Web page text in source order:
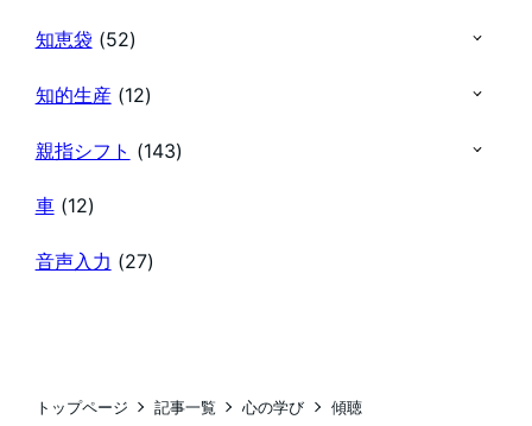
知恵袋 (52)
知的生産(12)
親指シフト (143)
車(12)
音声入力 (27)
トップページ 記事一覧 心の学び 傾聴